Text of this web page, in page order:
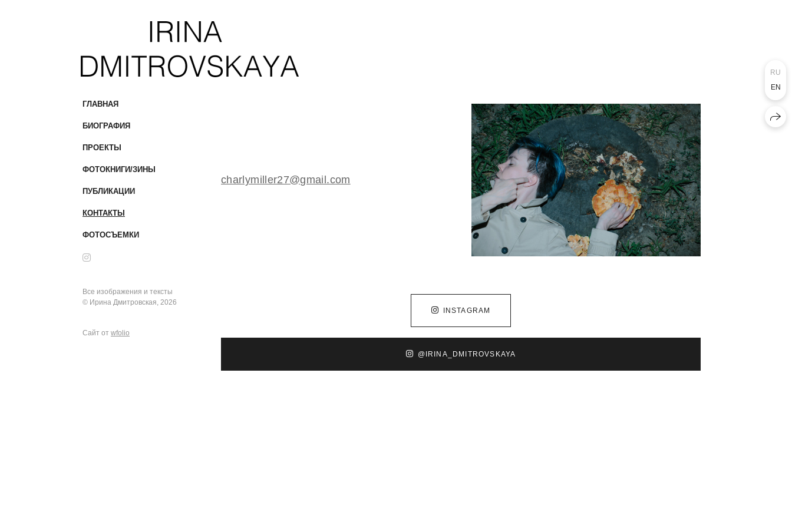
ГЛАВНАЯ
БИОГРАФИЯ
ПРОЕКТЫ
ФОТОКНИГИ/ЗИНЫ
ПУБЛИКАЦИИ
КОНТАКТЫ
ФОТОСЪЕМКИ
Все изображения и тексты
© Ирина Дмитровская, 2026
Сайт от wfolio
charlymiller27@gmail.com
INSTAGRAM
@IRINA_DMITROVSKAYA
RU
EN